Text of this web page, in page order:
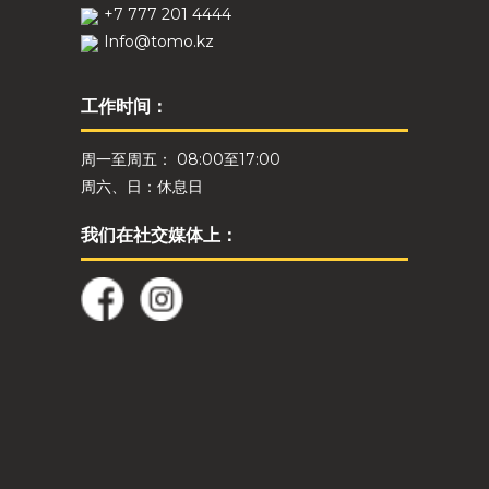
+7 777 201 4444
Info@tomo.kz
工作时间：
周一至周五： 08:00至17:00
周六、日：休息日
我们在社交媒体上：